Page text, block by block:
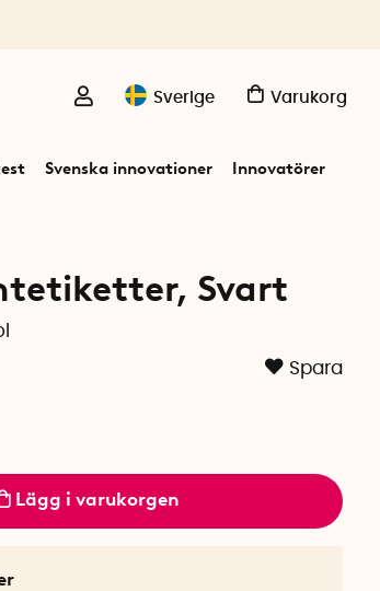
Sverige Varukorg
Svenska innovationer Innovatörer
Svart
Spara
Lägg i varukorgen